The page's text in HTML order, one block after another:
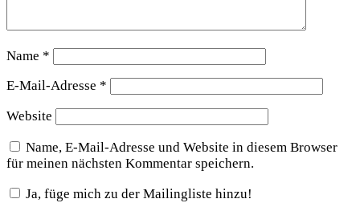
Name *
E-Mail-Adresse *
Website
Name, E-Mail-Adresse und Website in diesem Browser
für meinen nächsten Kommentar speichern.
Ja, füge mich zu der Mailingliste hinzu!